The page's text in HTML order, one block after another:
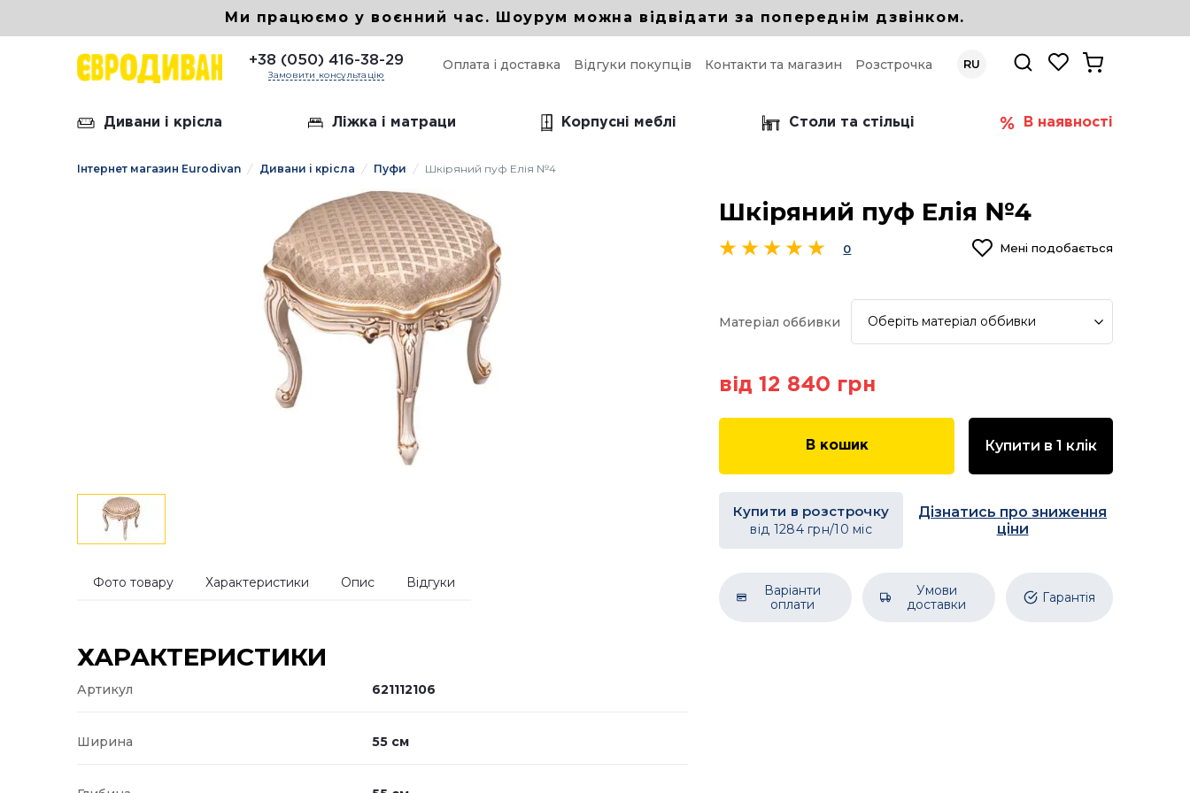
Ми працюємо у воєнний час. Шоурум можна відвідати за попереднім дзвінком.
+38 (050) 416-38-29
Замовити консультацію
Оплата і доставка Відгуки покупців Контакти та магазин Розстрочка RU
Дивани і крісла
Диван прямий для кухні
Диван прямий в вітальню
Диван прямий Еврокнижка
Ліжка і матраци Корпусні меблі Столи та стільці В наявності
Інтернет магазин Eurodivan Дивани і крісла Пуфи Шкіряний пуф Елія №4
Фото товару Характеристики Опис Відгуки
ХАРАКТЕРИСТИКИ
Артикул 621112106
Ширина 55 см
Шкіряний пуф Елія №4
0 Мені подобається
Матеріал оббивки Оберіть матеріал оббивки
від 12 840 грн
В кошик Купити в 1 клік
Купити в розстрочку
від 1284грн/10 міс
Дізнатись про зниження
ціни
Варіанти
оплати
Умови
доставки
Гарантія